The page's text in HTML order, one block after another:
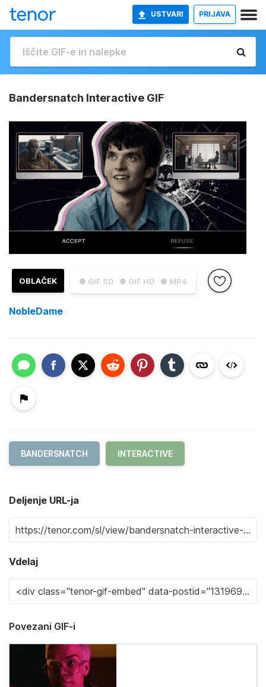
USTVARI PRIJAVA
Bandersnatch Interactive GIF
● GIF SD ● GIF HD ● MP4
OBLAČEK
NobleDame
BANDERSNATCH INTERACTIVE
Deljenje URL-ja
Vdelaj
Povezani GIF-i